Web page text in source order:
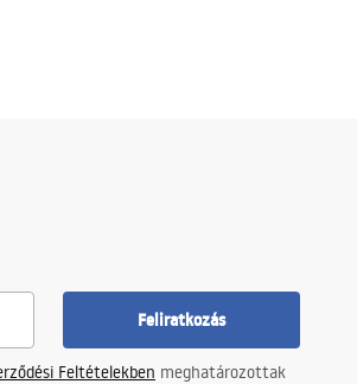
Feliratkozás
Feltételekben meghatározottak